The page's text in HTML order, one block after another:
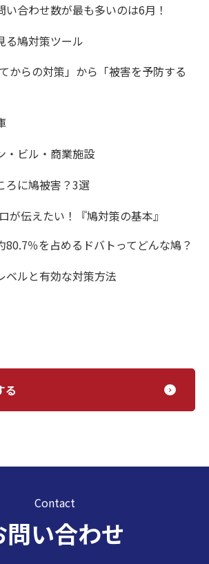
い合わせ数が最も多いのは6月！
る鳩対策ツール
からの対策」から「被害を予防する
・ビル・商業施設
ろに鳩被害？3選
が伝えたい！『鳩対策の基本』
80.7％を占めるドバトってどんな鳩？
ベルと有効な対策方法
る
Contact
問い合わせ